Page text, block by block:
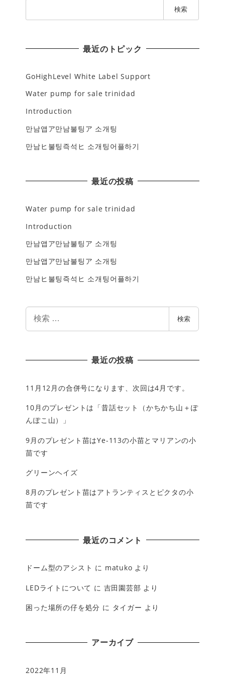
索
最近のトピック
GoHighLevel White Label Support
Water pump for sale trinidad
Introduction
만남앱ア만남불팅ア 소개팅
만남ヒ불팅즉석ヒ 소개팅어플하기
最近の投稿
Water pump for sale trinidad
Introduction
만남앱ア만남불팅ア 소개팅
만남앱ア만남불팅ア 소개팅
만남ヒ불팅즉석ヒ 소개팅어플하기
検索
最近の投稿
11月12月の合併号になります、次回は4月です。
10月のプレゼントは「昔話セット（かちかち山＋ぽ
んぽこ山）」
9月のプレゼント苗はYe-113の小苗とマリアンの小
苗です
グリーンヘイズ
8月のプレゼント苗はアトランティスとピクタの小
苗です
最近のコメント
ドーム型のアシスト に matuko より
LEDライトについて に 吉田園芸部 より
困った場所の仔を処分 に タイガー より
アーカイブ
2022年11月